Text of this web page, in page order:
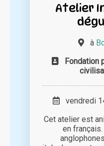
Atelier
à
Fondation
vendredi
Cet atelier est
en